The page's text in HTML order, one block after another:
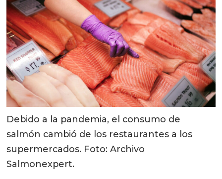
Debido a la pandemia, el consumo de
salmón cambió de los restaurantes a los
supermercados. Foto: Archivo
Salmonexpert.